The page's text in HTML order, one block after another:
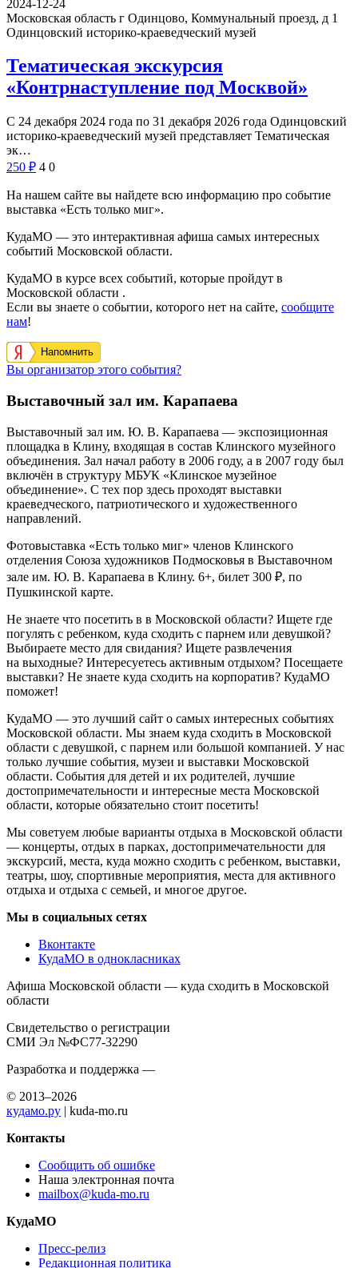
2024-12-24
Московская область г Одинцово, Коммунальный проезд, д 1
Одинцовский историко-краеведческий музей
Тематическая экскурсия
«Контрнаступление под Москвой»
С 24 декабря 2024 года по 31 декабря 2026 года Одинцовский
историко-краеведческий музей представляет Тематическая
эк…
250 ₽ 4 0
На нашем сайте вы найдете всю информацию про событие
выставка «Есть только миг».
КудаМО — это интерактивная афиша самых интересных
событий Московской области.
КудаМО в курсе всех событий, которые пройдут в
Московской области .
Если вы знаете о событии, которого нет на сайте, сообщите
нам!
Напомнить
Вы организатор этого события?
Выставочный зал им. Карапаева
Выставочный зал им. Ю. В. Карапаева — экспозиционная
площадка в Клину, входящая в состав Клинского музейного
объединения. Зал начал работу в 2006 году, а в 2007 году был
включён в структуру МБУК «Клинское музейное
объединение». С тех пор здесь проходят выставки
краеведческого, патриотического и художественного
направлений.
Фотовыставка «Есть только миг» членов Клинского
отделения Союза художников Подмосковья в Выставочном
зале им. Ю. В. Карапаева в Клину. 6+, билет 300 ₽, по
Пушкинской карте.
Не знаете что посетить в в Московской области? Ищете где
погулять с ребенком, куда сходить с парнем или девушкой?
Выбираете место для свидания? Ищете развлечения
на выходные? Интересуетесь активным отдыхом? Посещаете
выставки? Не знаете куда сходить на корпоратив? КудаМО
поможет!
КудаМО — это лучший сайт о самых интересных событиях
Московской области. Мы знаем куда сходить в Московской
области с девушкой, с парнем или большой компанией. У нас
только лучшие события, музеи и выставки Московской
области. События для детей и их родителей, лучшие
достопримечательности и интересные места Московской
области, которые обязательно стоит посетить!
Мы советуем любые варианты отдыха в Московской области
— концерты, отдых в парках, достопримечательности для
экскурсий, места, куда можно сходить с ребенком, выставки,
театры, шоу, спортивные мероприятия, места для активного
отдыха и отдыха с семьей, и многое другое.
Мы в социальных сетях
Вконтакте
КудаМО в однокласниках
Афиша Московской области — куда сходить в Московской
области
Свидетельство о регистрации
СМИ Эл №ФС77-32290
Разработка и поддержка —
© 2013–2026
кудамо.ру | kuda-mo.ru
Контакты
Сообщить об ошибке
Наша электронная почта
mailbox@kuda-mo.ru
КудаМО
Пресс-релиз
Редакционная политика